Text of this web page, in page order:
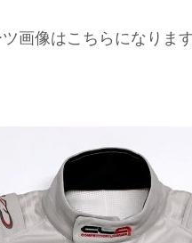
画像はこちらになります